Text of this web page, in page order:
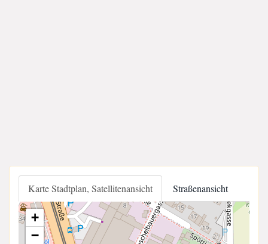
Karte Stadtplan, Satellitenansicht Straßenansicht
+
−